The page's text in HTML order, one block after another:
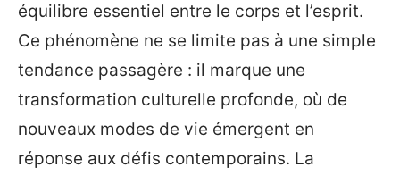
équilibre essentiel entre le corps et l’esprit.
Ce phénomène ne se limite pas à une simple
tendance passagère : il marque une
transformation culturelle profonde, où de
nouveaux modes de vie émergent en
réponse aux défis contemporains. La